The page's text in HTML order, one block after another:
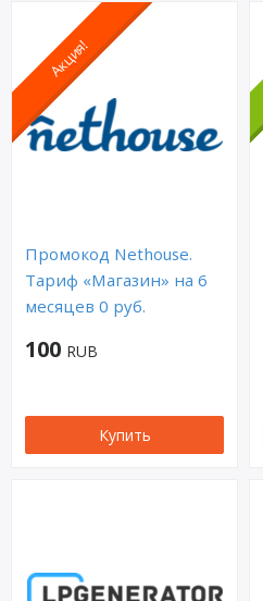
Акция!
Промокод Nethouse.
Тариф «Магазин» на 6
месяцев 0 руб.
100 RUB
Купить